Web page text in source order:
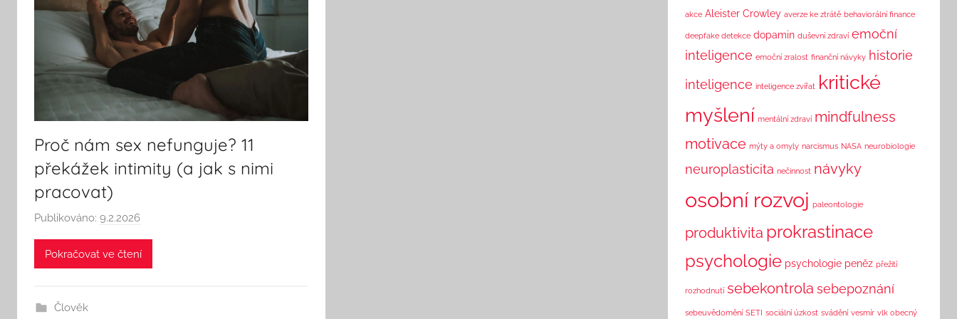
Proč nám sex nefunguje? 11
překážek intimity (a jak s nimi
pracovat)
Publikováno: 9.2.2026
u
t
Pokračovat ve čtení
Člověk
akce Aleister Crowley averze ke ztrátě behaviorální finance
deepfake detekce dopamin duševní zdraví emoční
inteligence emoční zralost finanční návyky historie
inteligence inteligence zvířat kritické
myšlení mentální zdraví mindfulness
motivace mýty a omyly narcismus NASA neurobiologie
neuroplasticita nečinnost návyky
osobní rozvoj paleontologie
produktivita prokrastinace
psychologie psychologie peněz přežití
rozhodnutí sebekontrola sebepoznání
sebeuvědomění SETI sociální úzkost svádění vesmír vlk obecný